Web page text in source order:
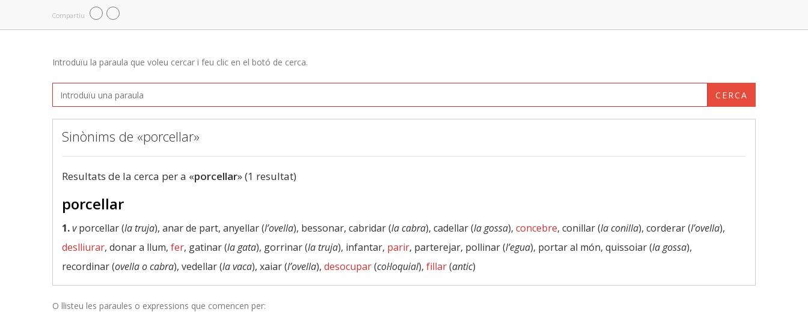
Compartiu
Introduïu la paraula que voleu cercar i feu clic en el botó de cerca.
CERCA
Sinònims de «porcellar»
Resultats de la cerca per a «porcellar» (1 resultat)
porcellar
1.vporcellar (la truja), anar de part, anyellar (l’ovella), bessonar, cabridar (la cabra), cadellar (la gossa), concebre, conillar (la conilla), corderar (l’ovella),
deslliurar, donar a llum, fer, gatinar (la gata), gorrinar (la truja), infantar, parir, parterejar, pollinar (l’egua), portar al món, quissoiar (la gossa),
recordinar (ovella o cabra), vedellar (la vaca), xaiar (l’ovella), desocupar(col·loquial), fillar(antic)
O llisteu les paraules o expressions que comencen per: